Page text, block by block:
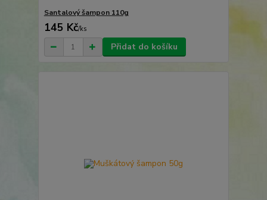
Santalový šampon 110g
145 Kč/ks
Přidat do košíku